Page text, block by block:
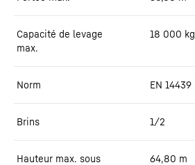
Capacité de levage
max.
18 000 kg
Norm EN 14439
Brins 1/2
Hauteur max. sous
64,80 m